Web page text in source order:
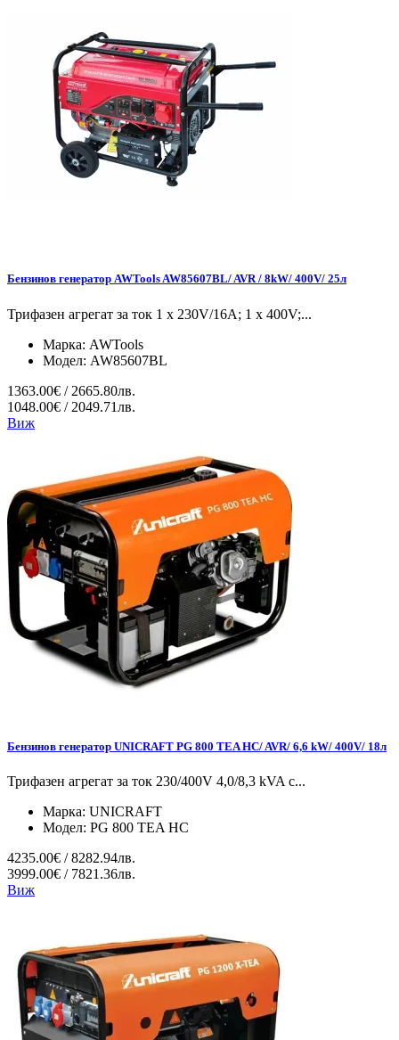
Бензинов генератор AWTools AW85607BL/ AVR / 8kW/ 400V/ 25л
Трифазен агрегат за ток 1 x 230V/16A; 1 x 400V;...
Марка: AWTools
Модел: AW85607BL
1363.00€ / 2665.80лв.
1048.00€ / 2049.71лв.
Виж
Бензинов генератор UNICRAFT PG 800 TEA HC/ AVR/ 6,6 kW/ 400V/ 18л
Трифазен агрегат за ток 230/400V 4,0/8,3 kVA с...
Марка: UNICRAFT
Модел: PG 800 TEA HC
4235.00€ / 8282.94лв.
3999.00€ / 7821.36лв.
Виж